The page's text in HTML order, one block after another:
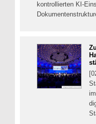
kontrollierten KI-